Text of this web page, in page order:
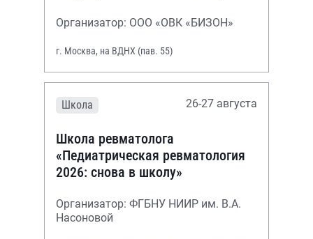
Организатор: ООО «ОВК «БИЗОН»
г. Москва, на ВДНХ (пав. 55)
Школа 26-27 августа
Школа ревматолога
«Педиатрическая ревматология
2026: снова в школу»
Организатор: ФГБНУ НИИР им. В.А.
Насоновой